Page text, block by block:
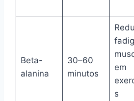
Beta-
alanina
30–60
minutos
em
s